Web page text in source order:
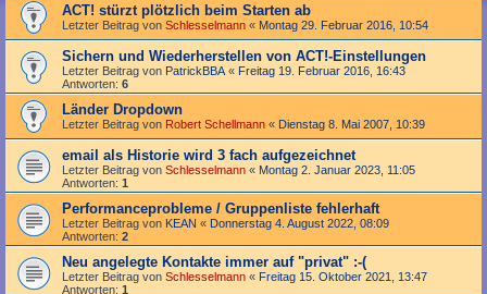
ACT! stürzt plötzlich beim Starten ab
Letzter Beitrag von Schlesselmann « Montag 29. Februar 2016, 10:54
Sichern und Wiederherstellen von ACT!-Einstellungen
Letzter Beitrag von PatrickBBA « Freitag 19. Februar 2016, 16:43
Antworten: 6
Länder Dropdown
Letzter Beitrag von Robert Schellmann « Dienstag 8. Mai 2007, 10:39
email als Historie wird 3 fach aufgezeichnet
Letzter Beitrag von Schlesselmann « Montag 2. Januar 2023, 11:05
Antworten: 1
Performanceprobleme / Gruppenliste fehlerhaft
Letzter Beitrag von KEAN « Donnerstag 4. August 2022, 08:09
Antworten: 2
Neu angelegte Kontakte immer auf "privat" :-(
Letzter Beitrag von Schlesselmann « Freitag 15. Oktober 2021, 13:47
Antworten: 1